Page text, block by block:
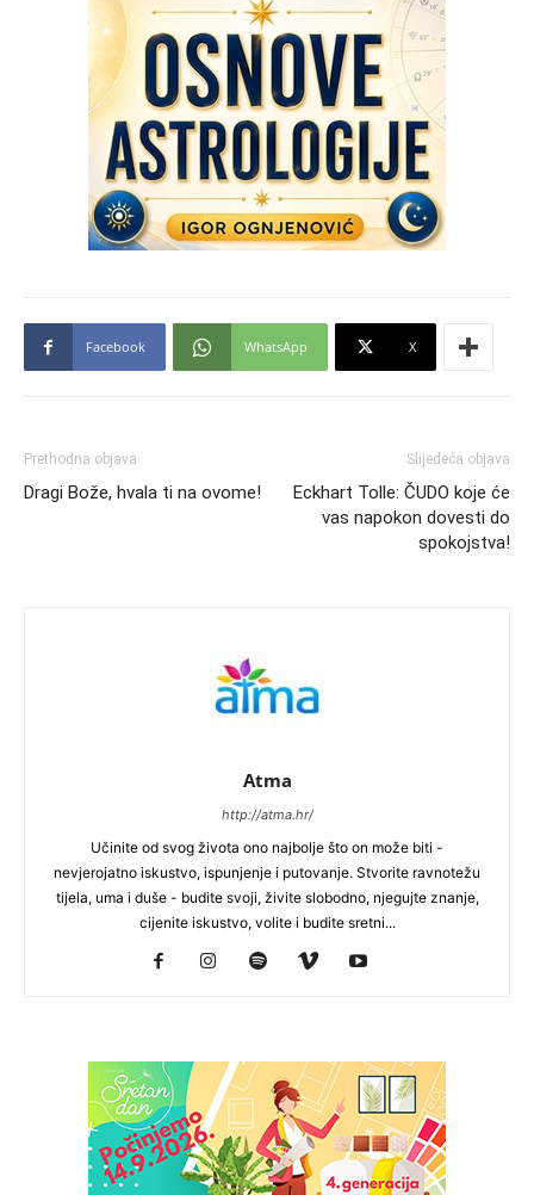
Facebook WhatsApp X
Prethodna objava
Dragi Bože, hvala ti na ovome!
Slijedeća objava
Eckhart Tolle: ČUDO koje će
vas napokon dovesti do
spokojstva!
Atma
http://atma.hr/
Učinite od svog života ono najbolje što on može biti -
nevjerojatno iskustvo, ispunjenje i putovanje. Stvorite ravnotežu
tijela, uma i duše - budite svoji, živite slobodno, njegujte znanje,
cijenite iskustvo, volite i budite sretni...